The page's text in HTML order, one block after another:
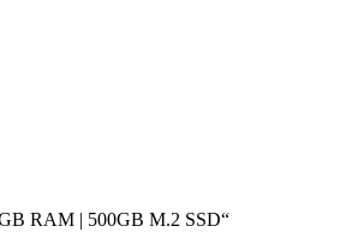
RAM | 500GB M.2 SSD“